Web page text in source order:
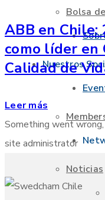
Bolsa
Nuestros
Noticias
ABB en Chile:
como líder en
Calidad de
Leer más
Something went
site administrator